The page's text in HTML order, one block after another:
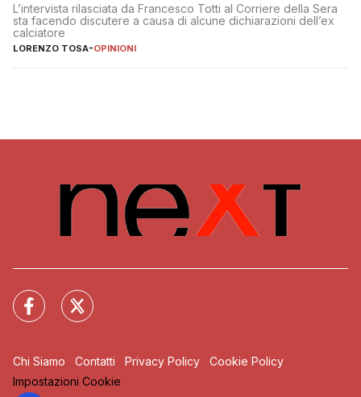
L’intervista rilasciata da Francesco Totti al Corriere della Sera
sta facendo discutere a causa di alcune dichiarazioni dell’ex
calciatore
LORENZO TOSA-OPINIONI
Chi Siamo Contatti Privacy Policy
Cookie Policy
Impostazioni Cookie